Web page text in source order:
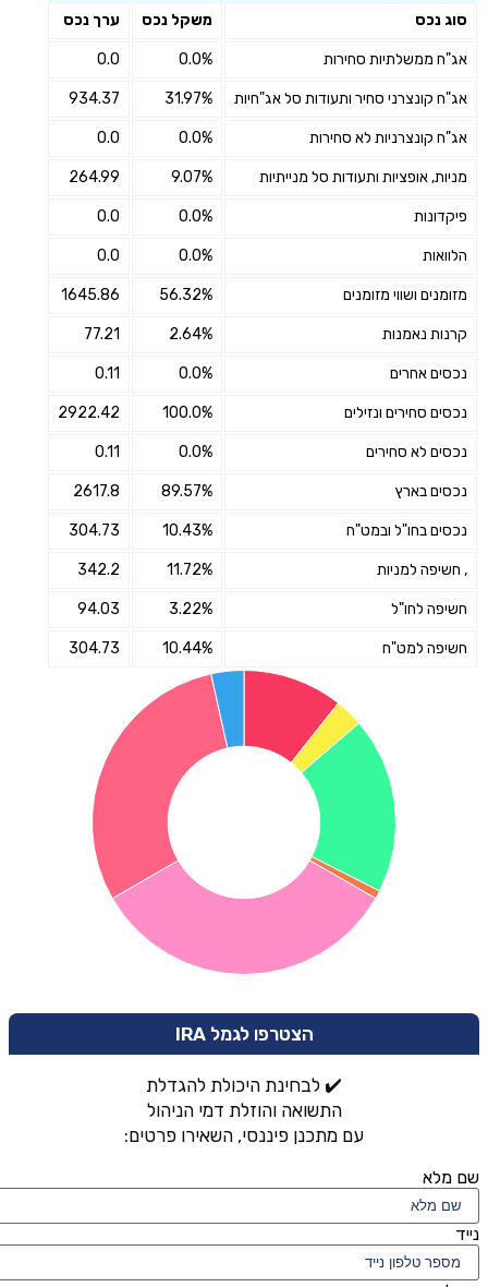
סוג נכס משקל נכס ערך נכס
אג"ח ממשלתיות סחירות 0.0%
0.0
אג"ח קונצרני סחיר ותעודות סל אג"חיות 31.97%
934.37
אג"ח קונצרניות לא סחירות 0.0%
0.0
מניות, אופציות ותעודות סל מנייתיות 9.07%
264.99
פיקדונות 0.0%
0.0
הלוואות 0.0%
0.0
מזומנים ושווי מזומנים 56.32%
1645.86
קרנות נאמנות 2.64%
77.21
נכסים אחרים 0.0%
0.11
נכסים סחירים ונזילים 100.0%
2922.42
נכסים לא סחירים 0.0%
0.11
נכסים בארץ 89.57%
2617.8
נכסים בחו"ל ובמט"ח 10.43%
304.73
, חשיפה למניות 11.72%
342.2
חשיפה לחו"ל 3.22%
94.03
חשיפה למט"ח 10.44%
304.73
הצטרפו לגמל IRA
✔️ לבחינת היכולת להגדלת
התשואה והוזלת דמי הניהול
עם מתכנן פיננסי, השאירו פרטים:
שם מלא
נייד